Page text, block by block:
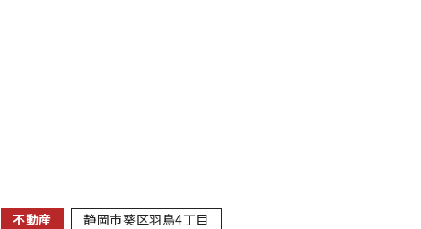
不動産 静岡市葵区羽鳥4丁目